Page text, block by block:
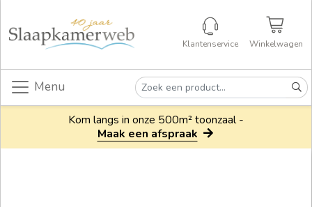
Klantenservice Winkelwagen
Menu
Kom langs in onze 500m² toonzaal -
Maak een afspraak